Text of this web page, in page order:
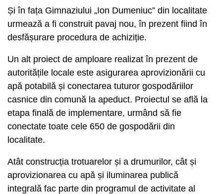
Și în fața Gimnaziului „Ion Dumeniuc” din localitate
urmează a fi construit pavaj nou, în prezent fiind în
desfășurare procedura de achiziție.
Un alt proiect de amploare realizat în prezent de
autoritățile locale este asigurarea aprovizionării cu
apă potabilă și conectarea tuturor gospodăriilor
casnice din comună la apeduct. Proiectul se află la
etapa finală de implementare, urmând să fie
conectate toate cele 650 de gospodării din
localitate.
Atât construcția trotuarelor și a drumurilor, cât și
aprovizionarea cu apă și iluminarea publică
integrală fac parte din programul de activitate al